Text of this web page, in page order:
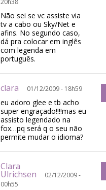
20h38
Não sei se vc assiste via
tv a cabo ou Sky/Net e
afins. No segundo caso,
dá pra colocar em inglês
com legenda em
português.
clara 01/12/2009 - 18h59
eu adoro glee e tb acho
super engraçado!!!!mas eu
assisto legendado na
fox…pq será q o seu não
permite mudar o idioma?
Clara
Ulrichsen
02/12/2009 -
00h55